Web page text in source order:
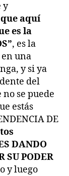
y
aquí
es la
, es la
una
y si ya
del
se puede
estás
DE
DANDO
SU PODER
y luego